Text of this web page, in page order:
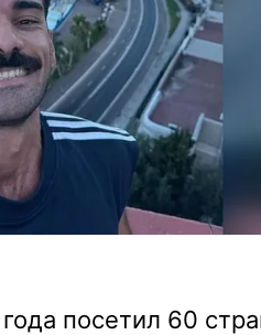
посетил 60